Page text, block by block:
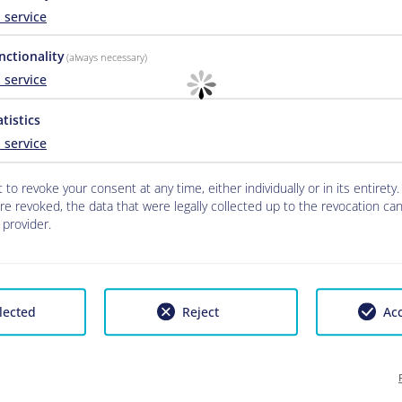
occupation de deux personnes
€ / nuit
facturons 10,00 € / nuit. Le prix peut inclure
sont 5.00 € / nuit et les grands
€ / personne et la nuit à partir de 16 ans.
service
(always necessary)
service
service
to revoke your consent at any time, either individually or in its
revoked, the data that were legally collected up to the revocation
Reject